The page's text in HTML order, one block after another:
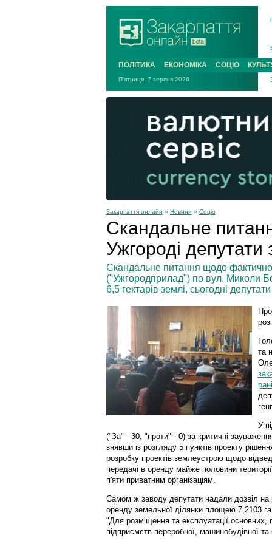
ПОЛІТИКА ЕКОНОМІКА СОЦІО
П'ятниця, 7 серпня 2026
Закарпаття онлайн » Новини » Соціо
Скандальне
Ужгороді депутати
Скандальне питання щодо
("Ужгородприлад") по вул. Миколи
6,5 гектарів землі, сьогодні
та
У
("За" - 30, "проти" - 0) за критичні
знявши із розгляду 5 пунктів проекту
розробку проектів землеустрою щодо
передачі в оренду майже половини
п'яти приватним організаціям.
Самом ж заводу депутати надали дозвіл на
оренду земельної ділянки площею 7,2103
"Для розміщення та експлуатації основних,
підприємств переробної, машинобудівної та